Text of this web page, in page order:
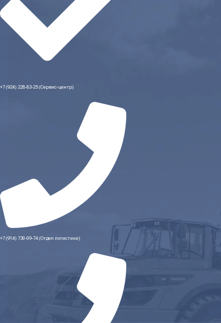
+7 (924) 228-83-25 (Сервис-центр)
+7 (914) 730-09-74 (Отдел логистики)